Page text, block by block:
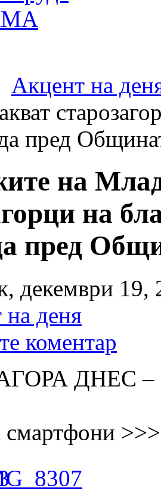
Акцент на
пред
на
на
пред
декември 19,
деня
коментар
ДНЕС –
смартфони >>>